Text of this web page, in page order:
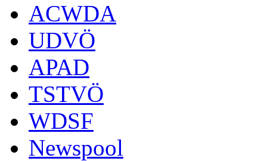
ACWDA
UDVÖ
APAD
TSTVÖ
WDSF
Newspool